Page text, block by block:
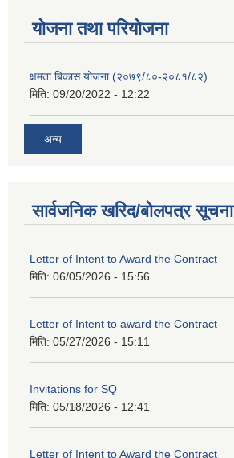
याेजना तथा परियाेजना
क्षमता बिकास योजना (२०७९/८०-२०८१/८२)
मिति: 09/20/2022 - 12:22
अन्य
सार्वजनिक खरिद/बोलपत्र सूचना
Letter of Intent to Award the Contract
मिति: 06/05/2026 - 15:56
Letter of Intent to award the Contract
मिति: 05/27/2026 - 15:11
Invitations for SQ
मिति: 05/18/2026 - 12:41
Letter of Intent to Award the Contract